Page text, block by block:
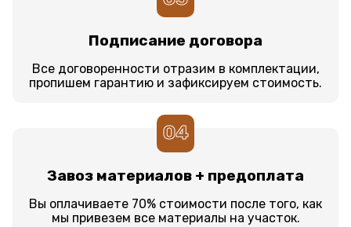
Подписание договора
Все договоренности отразим в комплектации,
пропишем гарантию и зафиксируем стоимость.
04
Завоз материалов + предоплата
Вы оплачиваете 70% стоимости после того, как
мы привезем все материалы на участок.